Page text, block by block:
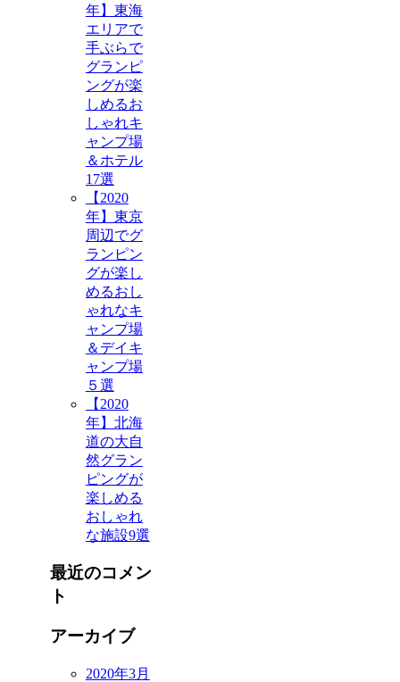
年】東海
エリアで
手ぶらで
グランピ
ングが楽
しめるお
しゃれキ
ャンプ場
＆ホテル
17選
【2020
年】東京
周辺でグ
ランピン
グが楽し
めるおし
ゃれなキ
ャンプ場
＆デイキ
ャンプ場
５選
【2020
年】北海
道の大自
然グラン
ピングが
楽しめる
おしゃれ
な施設9選
最近のコメン
ト
アーカイブ
2020年3月